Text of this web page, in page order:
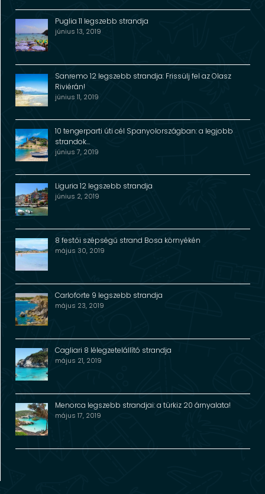
Puglia 11 legszebb strandja
június 13, 2019
Sanremo 12 legszebb strandja: Frissülj fel az Olasz
Riviérán!
június 11, 2019
10 tengerparti úti cél Spanyolországban: a legjobb
strandok…
június 7, 2019
Liguria 12 legszebb strandja
június 2, 2019
8 festői szépségű strand Bosa környékén
május 30, 2019
Carloforte 9 legszebb strandja
május 23, 2019
Cagliari 8 lélegzetelállító strandja
május 21, 2019
Menorca legszebb strandjai: a türkiz 20 árnyalata!
május 17, 2019